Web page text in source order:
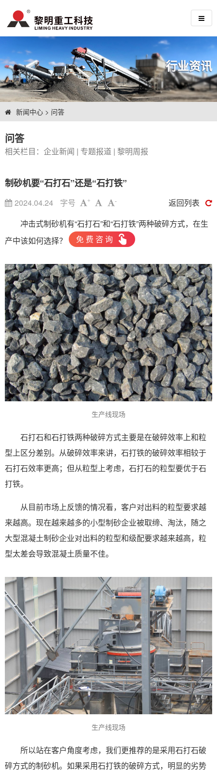
行业资讯
新闻中心 > 问答
问答
相关栏目： 企业新闻 | 专题报道 | 黎明周报
制砂机要“石打石”还是“石打铁”
2024.04.24 字号 + -
返回列表
冲击式制砂机有“石打石”和“石打铁”两种破碎方式，在生
产中该如何选择？
免 费 咨 询
生产线现场
石打石和石打铁两种破碎方式主要是在破碎效率上和粒
型上区分差别。从破碎效率来讲，石打铁的破碎效率相较于
石打石效率更高；但从粒型上考虑，石打石的粒型要优于石
打铁。
从目前市场上反馈的情况看，客户对出料的粒型要求越
来越高。现在越来越多的小型制砂企业被取缔、淘汰，随之
大型混凝土制砂企业对出料的粒型和级配要求越来越高，粒
型太差会导致混凝土质量不佳。
生产线现场
所以站在客户角度考虑，我们更推荐的是采用石打石破
碎方式的制砂机。如果采用石打铁的破碎方式，明显的劣势